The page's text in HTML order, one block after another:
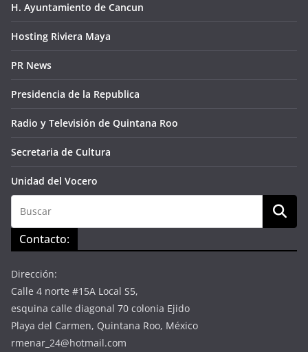
H. Ayuntamiento de Cancun
Hosting Riviera Maya
PR News
Presidencia de la Republica
Radio y Televisión de Quintana Roo
Secretaria de Cultura
Unidad del Vocero
Contacto:
Dirección:
Calle 4 norte #15A Local S5,
esquina calle diagonal 70 colonia Ejido
Playa del Carmen, Quintana Roo, México
rmenar_24@hotmail.com